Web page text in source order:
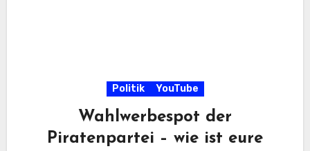
Politik YouTube
Wahlwerbespot der
Piratenpartei – wie ist eure